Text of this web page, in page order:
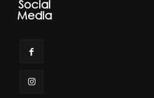
Social
Media